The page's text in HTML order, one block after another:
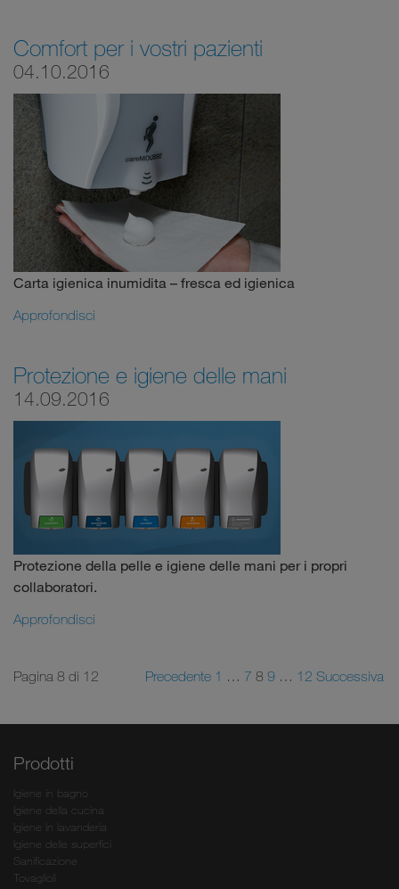
Comfort per i vostri pazienti
04.10.2016
Carta igienica inumidita – fresca ed igienica
Approfondisci
Protezione e igiene delle mani
14.09.2016
Protezione della pelle e igiene delle mani per i propri
collaboratori.
Approfondisci
Pagina 8 di 12 Precedente 1 … 7 8 9 … 12 Successiva
Prodotti
Igiene in bagno
Igiene della cucina
Igiene in lavanderia
Igiene delle superfici
Sanificazione
Tovaglioli